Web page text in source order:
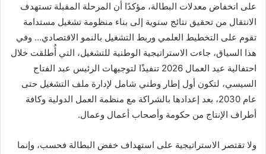
على انخفاض معدلات البطالة، مؤكدًا أن المرحلة المقبلة تستهدف
الانتقال من تحقيق نتائج سنوية إلى بناء منظومة تشغيل مستدامة
تقوم على التخطيط العلمي وربط التشغيل بالنمو الاقتصادي… وفي
هذا السياق، جاءت الاستراتيجية الوطنية للتشغيل، التي أُطلقت خلال
احتفالية عيد العمال 2026 تنفيذًا لتوجيهات الرئيس عبد الفتاح
السيسي، لتكون أول إطار وطني شامل لإدارة ملف التشغيل حتى
عام 2030، بعد إعدادها بالشراكة مع منظمة العمل الدولية وكافة
أطراف الإنتاج من حكومة وأصحاب أعمال وعمال.
ولا تقتصر الاستراتيجية على استهداف خفض البطالة فحسب، وإنما